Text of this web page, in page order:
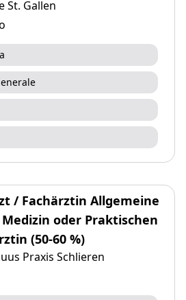
St. Gallen
/ Fachärztin Allgemeine
oder Praktischen
(50-60 %)
Praxis Schlieren